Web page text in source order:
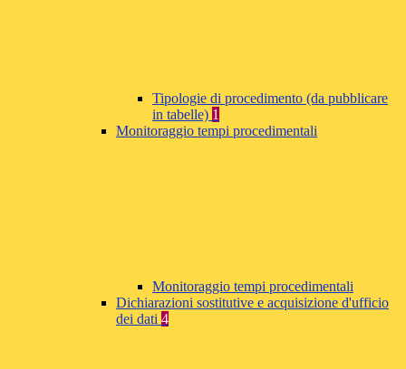
Tipologie di procedimento (da pubblicare
in tabelle) 1
Monitoraggio tempi procedimentali
Monitoraggio tempi procedimentali
Dichiarazioni sostitutive e acquisizione d'ufficio
dei dati 4